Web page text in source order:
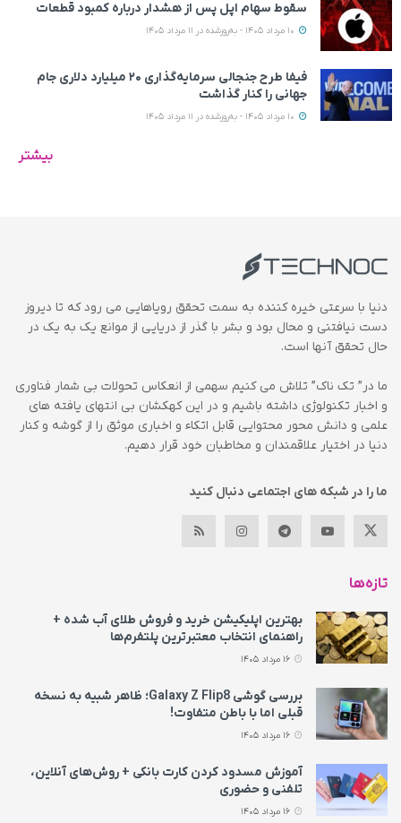
سقوط سهام اپل پس از هشدار درباره کمبود قطعات
فیفا طرح جنجالی سرمایه‌گذاری ۲۰ میلیارد دلاری جام
جهانی را کنار گذاشت
بیشتر
دنیا با سرعتی خیره کننده به سمت تحقق رویاهایی می رود که تا دیروز
دست نیافتنی و محال بود و بشر با گذر از دریایی از موانع یک به یک در
حال تحقق آنها است.
ما در” تک ناک” تلاش می کنیم سهمی از انعکاس تحولات بی شمار فناوری
و اخبار تکنولوژی داشته باشیم و در این کهکشان بی انتهای یافته های
علمی و دانش محور محتوایی قابل اتکاء و اخباری موثق را از گوشه و کنار
دنیا در اختیار علاقمندان و مخاطبان خود قرار دهیم.
ما را در شبکه های اجتماعی دنبال کنید
تازه‌ها
بهترین اپلیکیشن خرید و فروش طلای آب شده +
راهنمای انتخاب معتبرترین پلتفرم‌ها
بررسی گوشی Galaxy Z Flip8؛ ظاهر شبیه به نسخه
قبلی اما با باطن متفاوت!
آموزش مسدود کردن کارت بانکی + روش‌های آنلاین،
تلفنی و حضوری